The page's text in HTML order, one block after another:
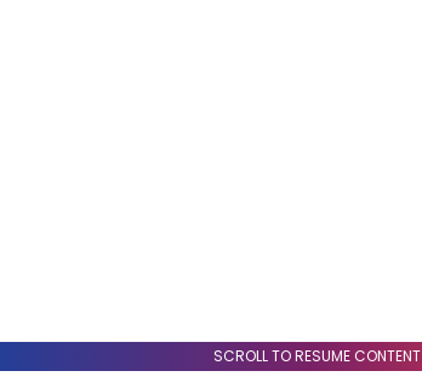
SCROLL TO RESUME CONTENT